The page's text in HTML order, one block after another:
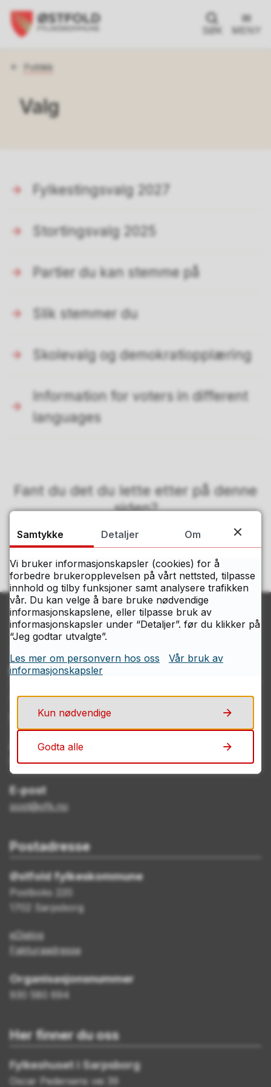
SØK MENY
Du
Politikk
Valg
Fylkestingsvalg 2027
Stortingsvalg 2025
Partier du kan stemme på
Slik stemmer du
Skolevalg og demokratiopplæring
Information for voters in different
languages
Fant du det du lette etter på denne
siden?
Ja
Kontakt Østfolds servicesenter
Telefon
69 11 70 00
Åpningstider
Mandag–fredag kl. 08.00–15.00
E-post
post@ofk.no
Postadresse
Østfold fylkeskommune
Postboks 220
1702 Sarpsborg
eDialog
Fakturaadresse
Organisasjonsnummer
930 580 694
Her finner du oss
Fylkeshuset i Sarpsborg
Oscar Pedersens vei 39
Samtykke Detaljer Om
Vi bruker informasjonskapsler (cookies) for å
forbedre brukeropplevelsen på vårt nettsted, tilpasse
innhold og tilby funksjoner samt analysere trafikken
vår. Du kan velge å bare bruke nødvendige
informasjonskapslene, eller tilpasse bruk av
informasjonskapsler under “Detaljer”. før du klikker på
“Jeg godtar utvalgte”.
Les mer om personvern hos oss
Vår bruk av
informasjonskapsler
Kun nødvendige
Godta alle